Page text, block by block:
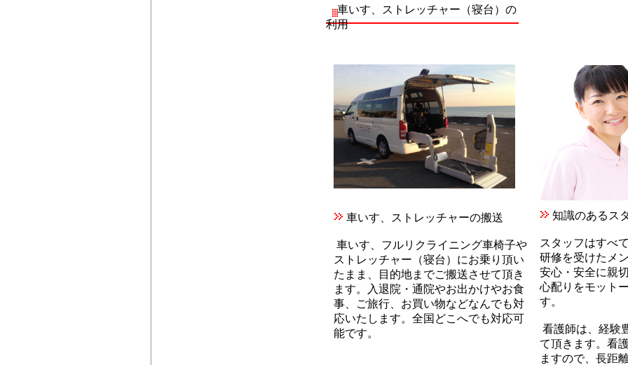
車いす、ストレッチャー（寝台）の
利用
車いす、ストレッチャーの搬送
車いす、フルリクライニング車椅子や
ストレッチャー（寝台）にお乗り頂い
たまま、目的地までご搬送させて頂き
ます。入退院・通院やお出かけやお食
事、ご旅行、お買い物などなんでも対
応いたします。全国どこへでも対応可
能です。
知識のあるス
スタッフはすべ
研修を受けたメ
安心・安全に親
心配りをモット
す。
看護師は、経験
て頂きます。看
ますので、長距